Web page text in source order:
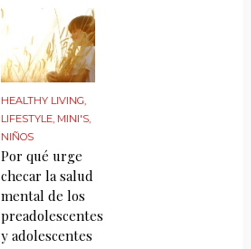
HEALTHY LIVING,
LIFESTYLE, MINI'S,
NIÑOS
Por qué urge
checar la salud
mental de los
preadolescentes
y adolescentes